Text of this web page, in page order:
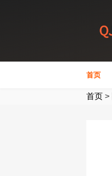
首页
首页 >